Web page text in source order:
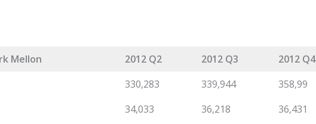
Mellon 2012 Q2 2012 Q3 2012 Q4
330,283 339,944 358,99
34,033 36,218 36,431